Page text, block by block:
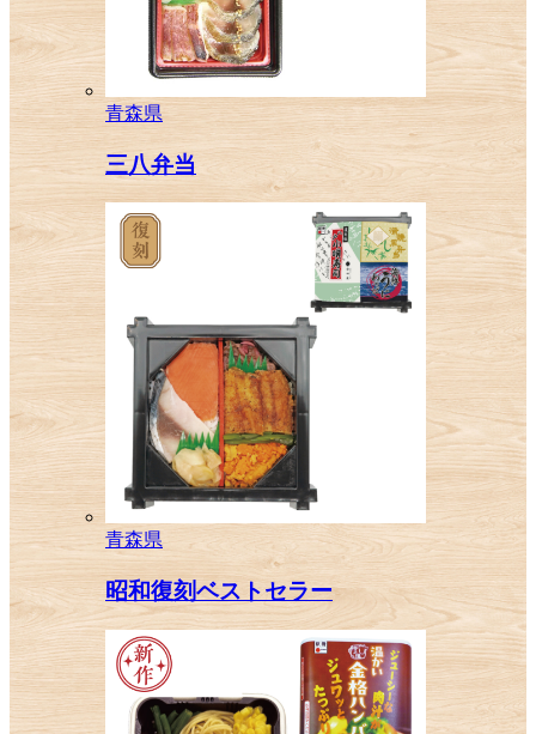
青森県
三八弁当
青森県
昭和復刻ベストセラー